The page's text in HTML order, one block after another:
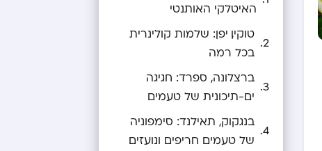
האיטלקי האותנטי
טוקיו, יפן: שלמות קולינרית
בכל רמה
ברצלונה, ספרד: חגיגה
ים-תיכונית של טעמים
בנגקוק, תאילנד: סימפוניה
של טעמים חריפים ונועזים